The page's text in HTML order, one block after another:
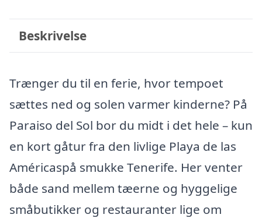
Beskrivelse
Trænger du til en ferie, hvor tempoet
sættes ned og solen varmer kinderne? På
Paraiso del Sol bor du midt i det hele – kun
en kort gåtur fra den livlige Playa de las
Américaspå smukke Tenerife. Her venter
både sand mellem tæerne og hyggelige
småbutikker og restauranter lige om